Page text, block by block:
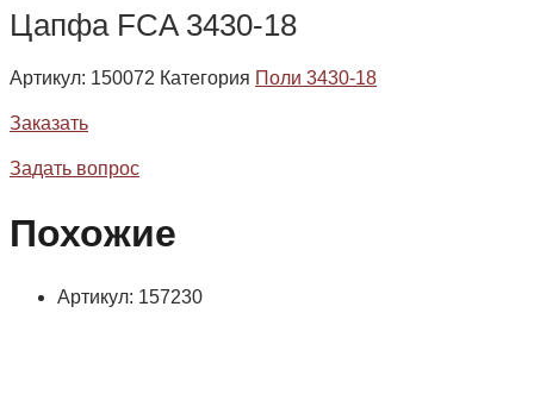
Цапфа FCA 3430-18
Артикул: 150072 Категория Поли 3430-18
Заказать
Задать вопрос
Похожие
Артикул: 157230